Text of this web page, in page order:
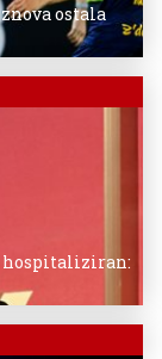
ostala
hospitaliziran: